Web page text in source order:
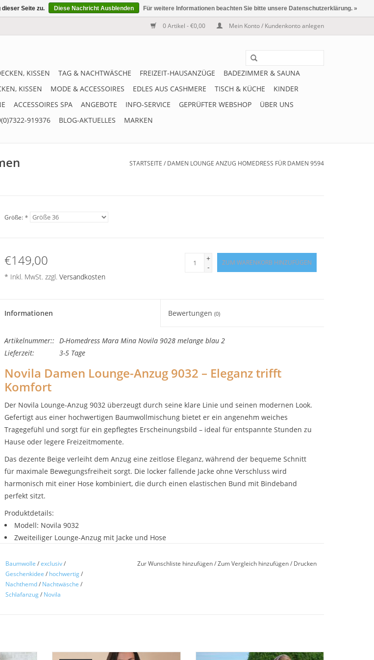
0 Artikel - €0,00 Mein Konto / Kundenkonto anlegen
KISSEN TAG & NACHTWÄSCHE FREIZEIT-HAUSANZÜGE
BADEZIMMER & SAUNA
KISSEN MODE & ACCESSOIRES EDLES AUS CASHMERE TISCH & KÜCHE
KINDER
ACCESSOIRES SPA ANGEBOTE INFO-SERVICE GEPRÜFTER WEBSHOP
ÜBER UNS
919376 BLOG-AKTUELLES MARKEN
STARTSEITE / DAMEN LOUNGE ANZUG HOMEDRESS FÜR DAMEN 9594
Größe: *
€149,00
* Inkl. MwSt. zzgl. Versandkosten
+
-
ZUM WARENKORB HINZUFÜGEN
Informationen Bewertungen(0)
Artikelnummer:: D-Homedress Mara Mina Novila 9028 melange blau 2
Lieferzeit:
3-5 Tage
Novila Damen Lounge-Anzug 9032 – Eleganz trifft
Komfort
Der Novila Lounge-Anzug 9032überzeugt durch seine klare Linie und seinen modernen Look.
Gefertigt aus einer hochwertigen Baumwollmischung bietet er ein angenehm weiches
Tragegefühl und sorgt für ein gepflegtes Erscheinungsbild – ideal für entspannte Stunden zu
Hause oder legere Freizeitmomente.
Das dezente Beige verleiht dem Anzug eine zeitlose Eleganz, während der bequeme Schnitt
für maximale Bewegungsfreiheit sorgt. Die locker fallende Jacke ohne Verschluss wird
harmonisch mit einer Hose kombiniert, die durch einen elastischen Bund mit Bindeband
perfekt sitzt.
Produktdetails:
Modell: Novila 9032
Zweiteiliger Lounge-Anzug mit Jacke und Hose
Material: weiche Baumwollmischung 95% Baumwolle-5% Elasthan
Leicht, atmungsaktiv und formstabil
Elastischer Taillenbund mit Bindeband
Praktische Seitentaschen
Ob beim gemütlichen Wochenende zu Hause oder unterwegs – mit dem
Novila 9032genießen
Baumwolle /exclusiv/
Geschenkidee / hochwertig/
Nachthemd/ Nachtwäsche /
Schlafanzug/ Novila
Zur Wunschliste hinzufügen/Zum Vergleich hinzufügen/ Drucken
für
ANGEBOT - Reduziert ! Novila Damen
Schöner Christian Fischbacher Damen
Seite zu. Diese Nachricht Ausblenden Für weitere Informationen beachten Sie bitte unsere Datenschutzerklärung. »